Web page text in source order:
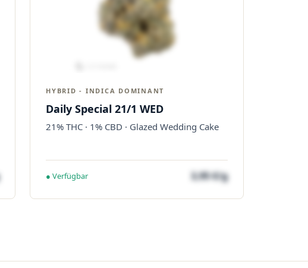
HYBRID - INDICA DOMINANT
Daily Special 21/1 WED
21% THC · 1% CBD · Glazed Wedding Cake
● Verfügbar 3,95 €/g